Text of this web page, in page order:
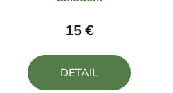
dedko vyzerá ako
hodnotenie
produktu
z
15 €
DETAIL